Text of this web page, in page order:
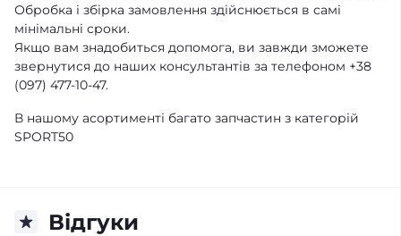
Обробка і збірка замовлення здійснюється в самі
мінімальні сроки.
Якщо вам знадобиться допомога, ви завжди зможете
звернутися до наших консультантів за телефоном +38
(097) 477-10-47.
В нашому асортименті багато запчастин з категорій
SPORT50
Відгуки